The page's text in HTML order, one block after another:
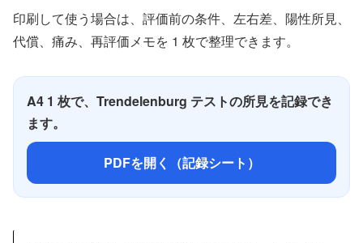
印刷して使う場合は、評価前の条件、左右差、陽性所見、
代償、痛み、再評価メモを 1 枚で整理できます。
A4 1 枚で、Trendelenburg テストの所見を記録でき
ます。
PDFを開く（記録シート）